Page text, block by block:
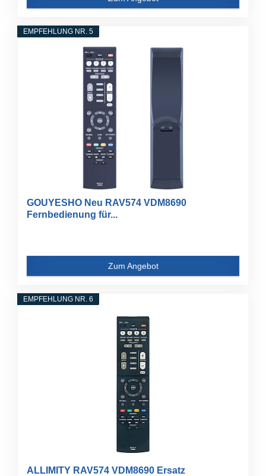
EMPFEHLUNG NR. 5
GOUYESHO Neu RAV574 VDM8690
Fernbedienung für...
Zum Angebot
EMPFEHLUNG NR. 6
ALLIMITY RAV574 VDM8690 Ersatz